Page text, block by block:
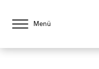
Menü